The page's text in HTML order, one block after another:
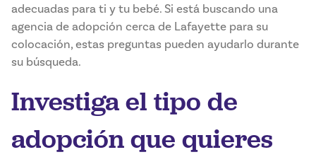
adecuadas para ti y tu bebé. Si está buscando una
agencia de adopción cerca de Lafayette para su
colocación, estas preguntas pueden ayudarlo durante
su búsqueda.
Investiga el tipo de
adopción que quieres